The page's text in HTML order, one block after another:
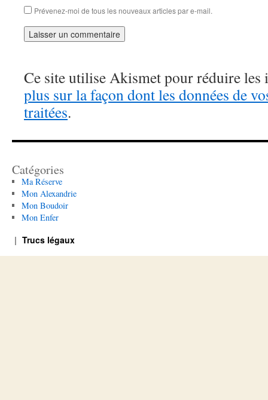
Prévenez-moi de tous les nouveaux articles par e-mail.
Ce site utilise Akismet pour réduire les
plus sur la façon dont les données de
traitées.
Catégories
Ma Réserve
Mon Alexandrie
Mon Boudoir
Mon Enfer
Trucs légaux